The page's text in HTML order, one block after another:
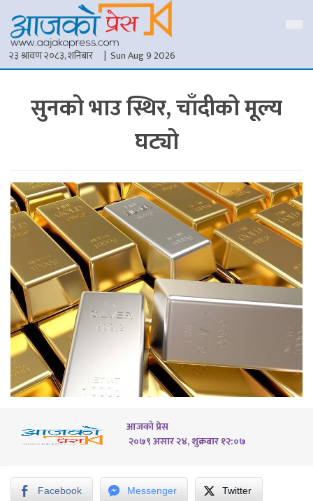
२३ श्रावण २०८३, शनिबार | Sun Aug 9 2026
सुनको भाउ स्थिर, चाँदीको मूल्य
घट्यो
आजको प्रेस
२०७९ असार २४, शुक्रबार १२:०७
Facebook Messenger Twitter